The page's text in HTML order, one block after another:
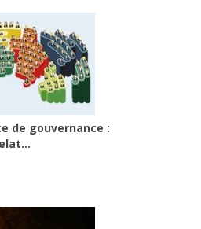
de gouvernance :